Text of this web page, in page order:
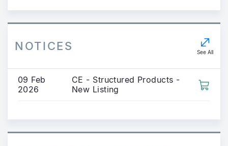
NOTICES See All
09 Feb
2026
CE - Structured Products -
New Listing